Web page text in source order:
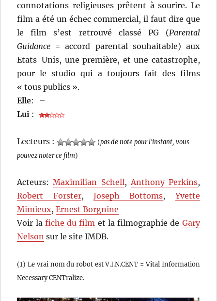
connotations religieuses prêtent à sourire. Le
film a été un échec commercial, il faut dire que
le film s’est retrouvé classé PG (Parental
Guidance = accord parental souhaitable) aux
Etats-Unis, une première, et une catastrophe,
pour le studio qui a toujours fait des films
« tous publics ».
Elle:
–
Lui :
Lecteurs : (pas de note pour l'instant, vous
pouvez noter ce film)
Acteurs:Maximilian Schell,Anthony Perkins,
Robert Forster,Joseph Bottoms,Yvette
Mimieux,Ernest Borgnine
Voir la fiche du film et la filmographie de Gary
Nelson sur le site IMDB.
(1) Le vrai nom du robot est V.I.N.CENT = Vital Information
Necessary CENTralize.